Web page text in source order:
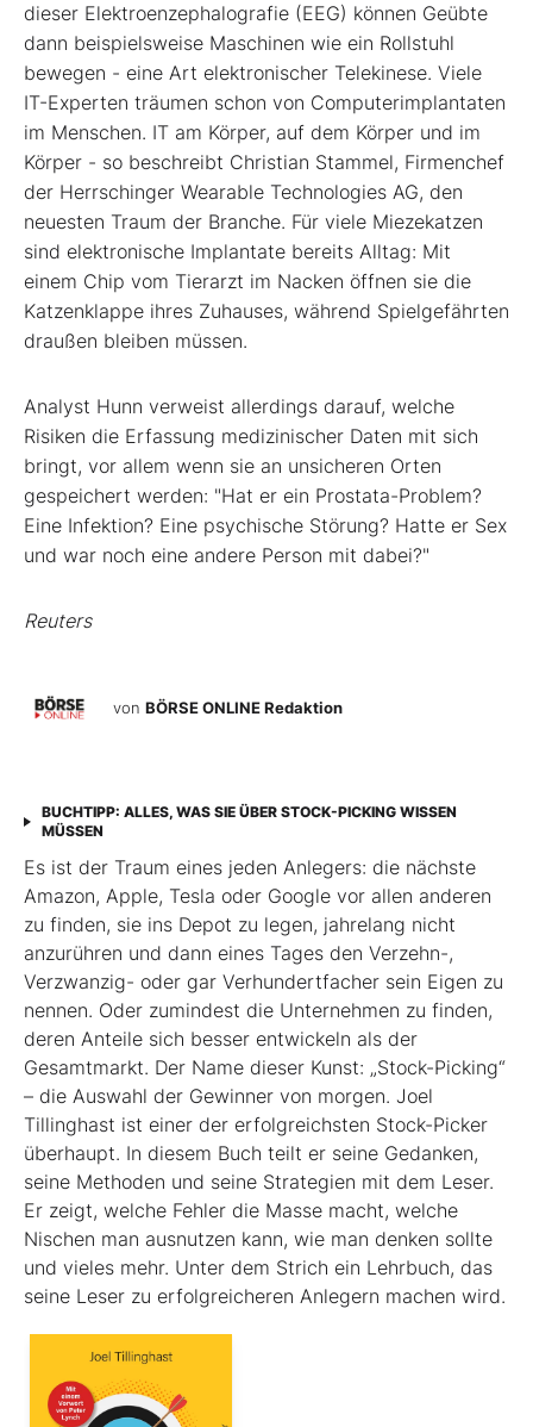
dieser Elektroenzephalografie (EEG) können Geübte
dann beispielsweise Maschinen wie ein Rollstuhl
bewegen - eine Art elektronischer Telekinese. Viele
IT-Experten träumen schon von Computerimplantaten
im Menschen. IT am Körper, auf dem Körper und im
Körper - so beschreibt Christian Stammel, Firmenchef
der Herrschinger Wearable Technologies AG, den
neuesten Traum der Branche. Für viele Miezekatzen
sind elektronische Implantate bereits Alltag: Mit
einem Chip vom Tierarzt im Nacken öffnen sie die
Katzenklappe ihres Zuhauses, während Spielgefährten
draußen bleiben müssen.
Analyst Hunn verweist allerdings darauf, welche
Risiken die Erfassung medizinischer Daten mit sich
bringt, vor allem wenn sie an unsicheren Orten
gespeichert werden: "Hat er ein Prostata-Problem?
Eine Infektion? Eine psychische Störung? Hatte er Sex
und war noch eine andere Person mit dabei?"
Reuters
von BÖRSE ONLINE Redaktion
BUCHTIPP: ALLES, WAS SIE ÜBER STOCK-PICKING WISSEN
MÜSSEN
Es ist der Traum eines jeden Anlegers: die nächste
Amazon, Apple, Tesla oder Google vor allen anderen
zu finden, sie ins Depot zu legen, jahrelang nicht
anzurühren und dann eines Tages den Verzehn-,
Verzwanzig- oder gar Verhundertfacher sein Eigen zu
nennen. Oder zumindest die Unternehmen zu finden,
deren Anteile sich besser entwickeln als der
Gesamtmarkt. Der Name dieser Kunst: „Stock-Picking“
– die Auswahl der Gewinner von morgen. Joel
Tillinghast ist einer der erfolgreichsten Stock-Picker
überhaupt. In diesem Buch teilt er seine Gedanken,
seine Methoden und seine Strategien mit dem Leser.
Er zeigt, welche Fehler die Masse macht, welche
Nischen man ausnutzen kann, wie man denken sollte
und vieles mehr. Unter dem Strich ein Lehrbuch, das
seine Leser zu erfolgreicheren Anlegern machen wird.